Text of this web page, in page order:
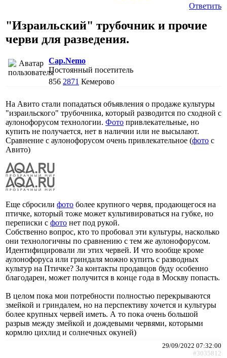
Ответить
"Израильский" трубочник и прочие
черви для разведения.
Cap.Nemo
Постоянный посетитель
856 2871 Кемерово
На Авито стали попадаться объявления о продаже культуры
"израильского" трубочника, который разводится по сходной с
аулонофорусом технологии. Фото привлекательные, но
купить не получается, нет в наличии или не высылают.
Сравнение с аулонофорусом очень привлекательное (фото с
Авито)
Еще сбросили фото более крупного червя, продающегося на
птичке, который тоже может культивироваться на губке, но
переписки с фото нет под рукой.
Собственно вопрос, кто то пробовал эти культуры, насколько
они технологичны по сравнению с тем же аулонофорусом.
Идентифицировали ли этих червей. И что вообще кроме
аулонофоруса или гриндаля можно купить с разводных
культур на Птичке? За контакты продавцов буду особенно
благодарен, может получится в конце года в Москву попасть.
В целом пока мои потребности полностью перекрываются
змейкой и гриндалем, но на перспективу хочется и культуры
более крупных червей иметь. А то пока очень большой
разрыв между змейкой и дождевыми червями, которыми
кормлю цихлид и солнечных окуней)
29/09/2022 07:32:00
#3035812